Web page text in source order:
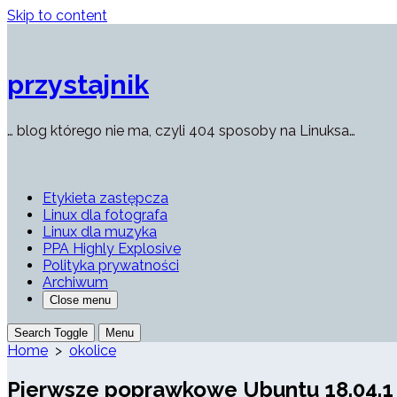
Skip to content
przystajnik
… blog którego nie ma, czyli 404 sposoby na Linuksa…
Etykieta zastępcza
Linux dla fotografa
Linux dla muzyka
PPA Highly Explosive
Polityka prywatności
Archiwum
Close menu
Search Toggle Menu
Home > okolice
Pierwsze poprawkowe Ubuntu 18.04.1